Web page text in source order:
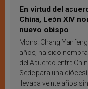
En virtud del
China, León XIV
nuevo obispo
Mons. Chang
años, ha sido
del Acuerdo entre
Sede para una
llevaba veinte años